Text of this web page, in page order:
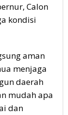
Calon
kondisi
aman
menjaga
daerah
mudah apa
dan